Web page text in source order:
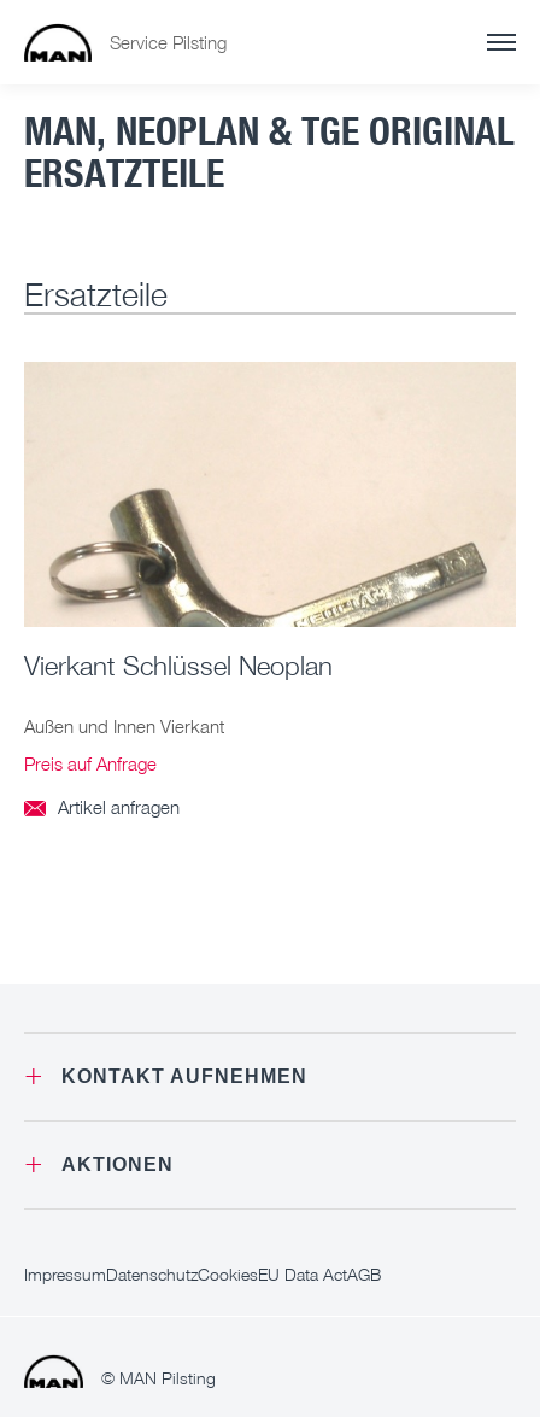
Service Pilsting
MAN, NEOPLAN & TGE ORIGINAL
ERSATZTEILE
Ersatzteile
Vierkant Schlüssel Neoplan
Außen und Innen Vierkant
Preis auf Anfrage
 Artikel anfragen
+ KONTAKT AUFNEHMEN
+ AKTIONEN
ImpressumDatenschutzCookiesEU Data ActAGB
© MAN Pilsting